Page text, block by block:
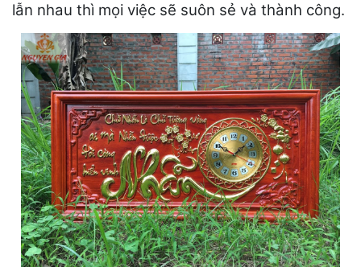
lẫn nhau thì mọi việc sẽ suôn sẻ và thành công.